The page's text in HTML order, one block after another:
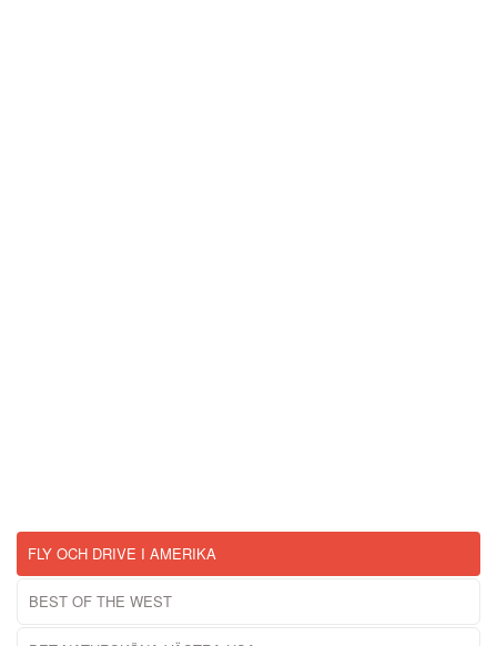
FLY OCH DRIVE I AMERIKA
BEST OF THE WEST